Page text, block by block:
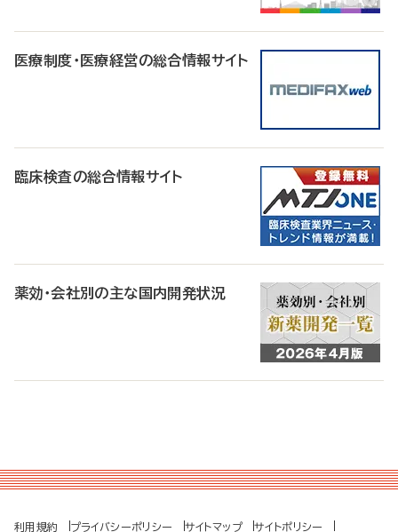
医療制度・医療経営の総合情報サイト
臨床検査の総合情報サイト
薬効・会社別の主な国内開発状況
利用規約 プライバシーポリシー サイトマップ サイトポリシー